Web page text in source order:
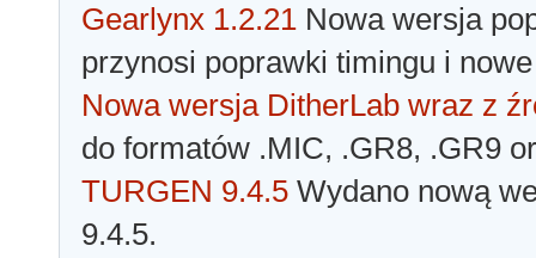
Gearlynx 1.2.21 Nowa wersja
przynosi poprawki timingu i
Nowa wersja DitherLab wraz z
do formatów .MIC, .GR8, .GR9
TURGEN 9.4.5 Wydano nową
9.4.5.